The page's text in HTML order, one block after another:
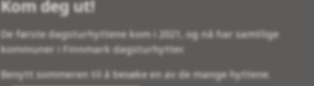
Kom deg ut!
De første dagsturhyttene kom i 2021, og nå har samtlige
kommuner i Finnmark dagsturhytter.
Benytt sommeren til å besøke en av de mange hyttene.